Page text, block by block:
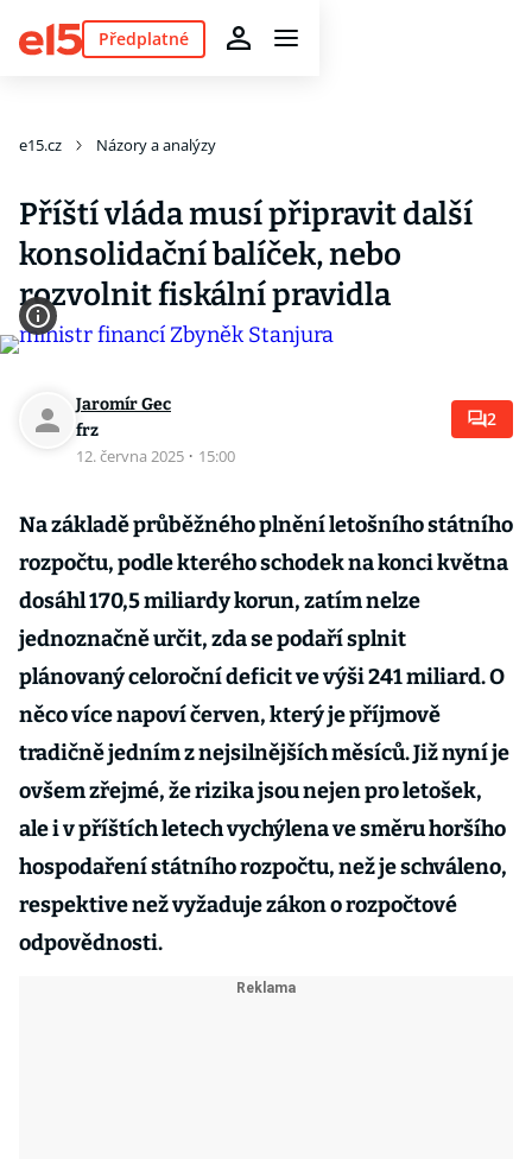
Předplatné
e15.cz Názory a analýzy
Příští vláda musí připravit další
konsolidační balíček, nebo
rozvolnit fiskální pravidla
Jaromír Gec
frz
12. června 2025 · 15:00
2
Na základě průběžného plnění letošního státního
rozpočtu, podle kterého schodek na konci května
dosáhl 170,5 miliardy korun, zatím nelze
jednoznačně určit, zda se podaří splnit
plánovaný celoroční deficit ve výši 241 miliard. O
něco více napoví červen, který je příjmově
tradičně jedním z nejsilnějších měsíců. Již nyní je
ovšem zřejmé, že rizika jsou nejen pro letošek,
ale i v příštích letech vychýlena ve směru horšího
hospodaření státního rozpočtu, než je schváleno,
respektive než vyžaduje zákon o rozpočtové
odpovědnosti.